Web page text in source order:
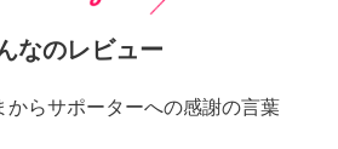
なのレビュー
からサポーターへの感謝の言葉